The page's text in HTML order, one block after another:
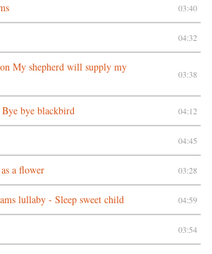
03:40
04:32
My shepherd will supply my
03:38
bye blackbird 04:12
04:45
a flower 03:28
lullaby - Sleep sweet child 04:59
03:54